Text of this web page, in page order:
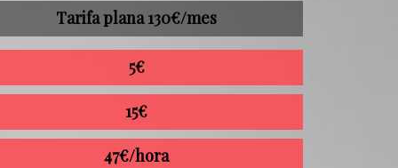
Tarifa plana 130€/mes
5€
15€
47€/hora